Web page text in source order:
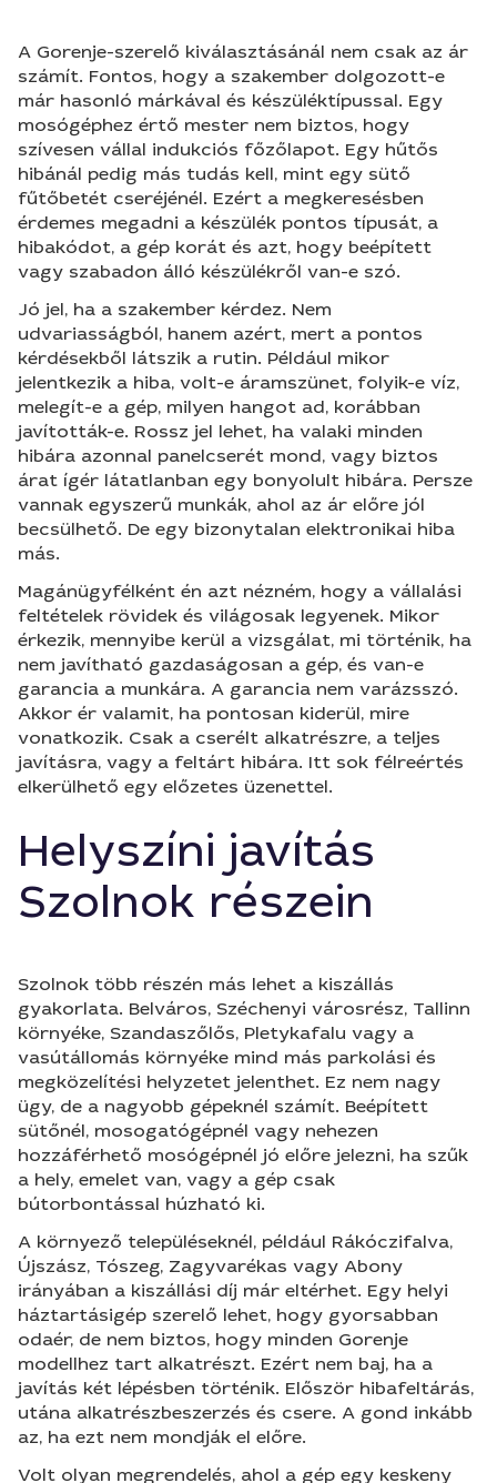
A Gorenje-szerelő kiválasztásánál nem csak az ár
számít. Fontos, hogy a szakember dolgozott-e
már hasonló márkával és készüléktípussal. Egy
mosógéphez értő mester nem biztos, hogy
szívesen vállal indukciós főzőlapot. Egy hűtős
hibánál pedig más tudás kell, mint egy sütő
fűtőbetét cseréjénél. Ezért a megkeresésben
érdemes megadni a készülék pontos típusát, a
hibakódot, a gép korát és azt, hogy beépített
vagy szabadon álló készülékről van-e szó.
Jó jel, ha a szakember kérdez. Nem
udvariasságból, hanem azért, mert a pontos
kérdésekből látszik a rutin. Például mikor
jelentkezik a hiba, volt-e áramszünet, folyik-e víz,
melegít-e a gép, milyen hangot ad, korábban
javították-e. Rossz jel lehet, ha valaki minden
hibára azonnal panelcserét mond, vagy biztos
árat ígér látatlanban egy bonyolult hibára. Persze
vannak egyszerű munkák, ahol az ár előre jól
becsülhető. De egy bizonytalan elektronikai hiba
más.
Magánügyfélként én azt nézném, hogy a vállalási
feltételek rövidek és világosak legyenek. Mikor
érkezik, mennyibe kerül a vizsgálat, mi történik, ha
nem javítható gazdaságosan a gép, és van-e
garancia a munkára. A garancia nem varázsszó.
Akkor ér valamit, ha pontosan kiderül, mire
vonatkozik. Csak a cserélt alkatrészre, a teljes
javításra, vagy a feltárt hibára. Itt sok félreértés
elkerülhető egy előzetes üzenettel.
Helyszíni javítás
Szolnok részein
Szolnok több részén más lehet a kiszállás
gyakorlata. Belváros, Széchenyi városrész, Tallinn
környéke, Szandaszőlős, Pletykafalu vagy a
vasútállomás környéke mind más parkolási és
megközelítési helyzetet jelenthet. Ez nem nagy
ügy, de a nagyobb gépeknél számít. Beépített
sütőnél, mosogatógépnél vagy nehezen
hozzáférhető mosógépnél jó előre jelezni, ha szűk
a hely, emelet van, vagy a gép csak
bútorbontással húzható ki.
A környező településeknél, például Rákóczifalva,
Újszász, Tószeg, Zagyvarékas vagy Abony
irányában a kiszállási díj már eltérhet. Egy helyi
háztartásigép szerelő lehet, hogy gyorsabban
odaér, de nem biztos, hogy minden Gorenje
modellhez tart alkatrészt. Ezért nem baj, ha a
javítás két lépésben történik. Először hibafeltárás,
utána alkatrészbeszerzés és csere. A gond inkább
az, ha ezt nem mondják el előre.
Volt olyan megrendelés, ahol a gép egy keskeny